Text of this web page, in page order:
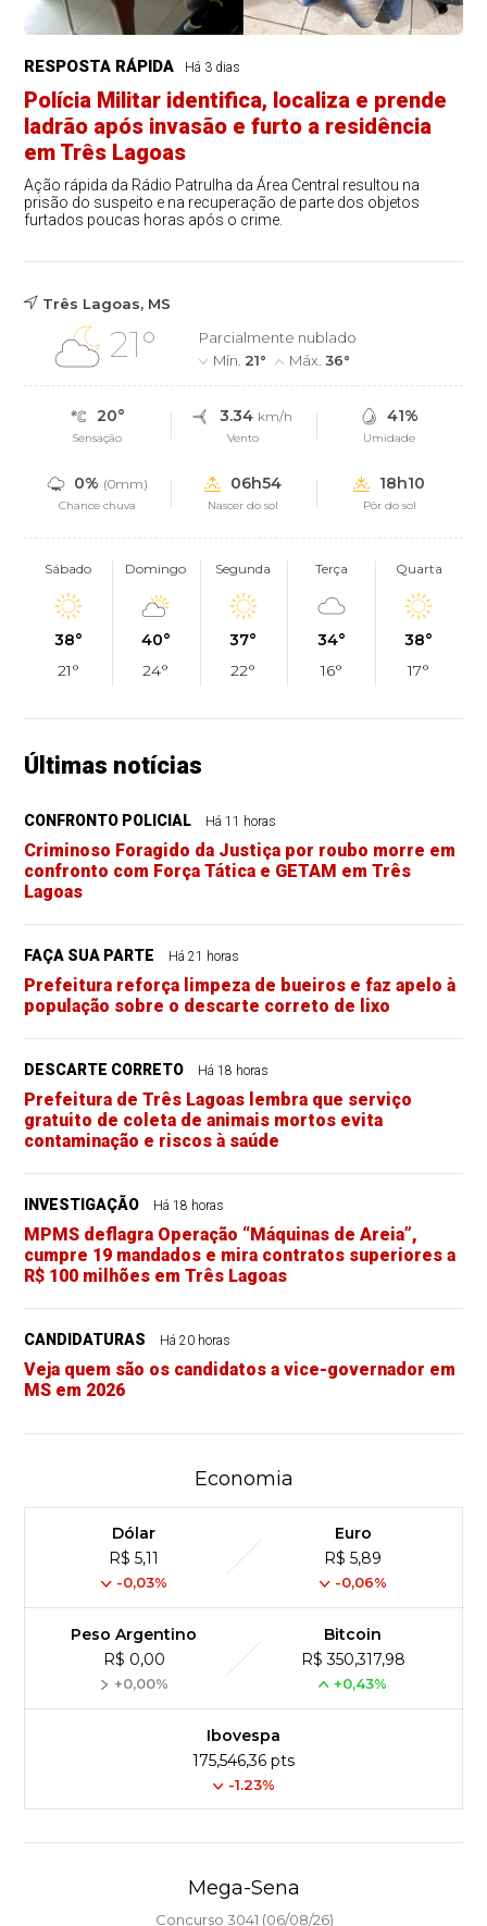
RESPOSTA RÁPIDA Há 3 dias
Polícia Militar identifica, localiza e prende
ladrão após invasão e furto a residência
em Três Lagoas
Ação rápida da Rádio Patrulha da Área Central resultou na
prisão do suspeito e na recuperação de parte dos objetos
furtados poucas horas após o crime.
Três Lagoas, MS
21°
Parcialmente nublado
Mín. 21° Máx.36°
20°
Sensação
3.34 km/h
Vento
41%
Umidade
0% (0mm)
Chance chuva
06h54
Nascer do sol
18h10
Pôr do sol
Sábado
38°
21°
Domingo
40°
24°
Segunda
37°
22°
Terça
34°
16°
Quarta
38°
17°
Últimas notícias
CONFRONTO POLICIAL Há 11 horas
Criminoso Foragido da Justiça por roubo morre em
confronto com Força Tática e GETAM em Três
Lagoas
FAÇA SUA PARTE Há 21 horas
Prefeitura reforça limpeza de bueiros e faz apelo à
população sobre o descarte correto de lixo
DESCARTE CORRETO Há 18 horas
Prefeitura de Três Lagoas lembra que serviço
gratuito de coleta de animais mortos evita
contaminação e riscos à saúde
INVESTIGAÇÃO Há 18 horas
MPMS deflagra Operação “Máquinas de Areia”,
cumpre 19 mandados e mira contratos superiores a
R$ 100 milhões em Três Lagoas
CANDIDATURAS Há 20 horas
Veja quem são os candidatos a vice-governador em
MS em 2026
Economia
Dólar
R$ 5,11
-0,03%
Euro
R$ 5,89
-0,06%
Peso Argentino
R$ 0,00
+0,00%
Bitcoin
R$ 350,317,98
+0,43%
Ibovespa
175,546,36 pts
-1.23%
Mega-Sena
Concurso 3041 (06/08/26)